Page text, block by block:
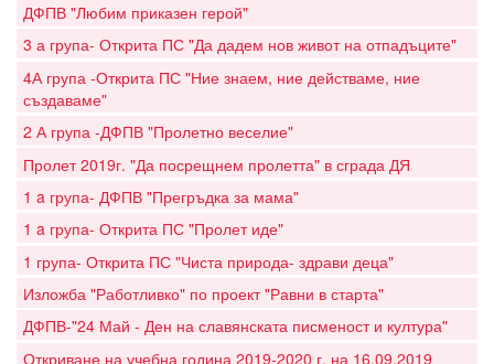
ДФПВ "Любим приказен герой"
3 а група- Открита ПС "Да дадем нов живот на отпадъците"
4А група -Открита ПС "Ние знаем, ние действаме, ние
създаваме"
2 А група -ДФПВ "Пролетно веселие"
Пролет 2019г. "Да посрещнем пролетта" в сграда ДЯ
1 a група- ДФПВ "Прегръдка за мама"
1 a група- Открита ПС "Пролет иде"
1 група- Открита ПС "Чиста природа- здрави деца"
Изложба "Работливко" по проект "Равни в старта"
ДФПВ-"24 Май - Ден на славянската писменост и култура"
Откриване на учебна година 2019-2020 г. на 16.09.2019